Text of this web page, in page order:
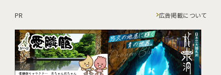
PR 広告掲載について